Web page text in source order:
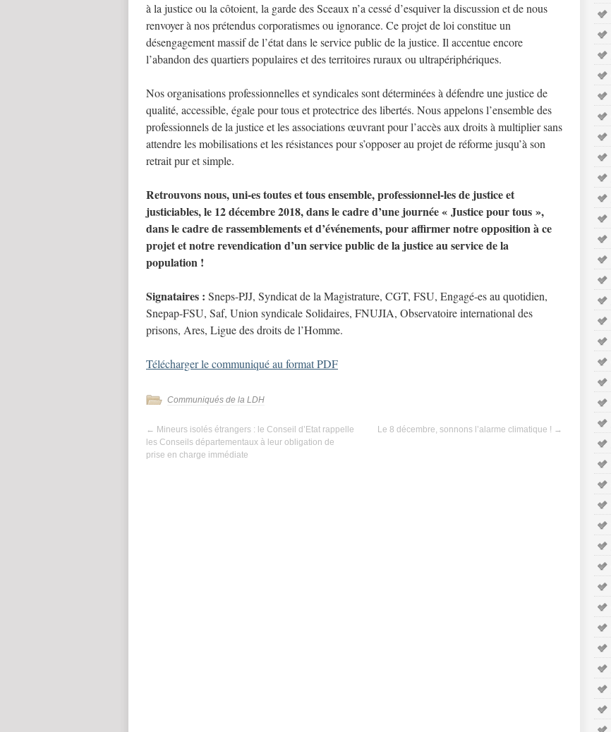
à la justice ou la côtoient, la garde des Sceaux n’a cessé d’esquiver la discussion et de nous
renvoyer à nos prétendus corporatismes ou ignorance. Ce projet de loi constitue un
désengagement massif de l’état dans le service public de la justice. Il accentue encore
l’abandon des quartiers populaires et des territoires ruraux ou ultrapériphériques.
Nos organisations professionnelles et syndicales sont déterminées à défendre une justice de
qualité, accessible, égale pour tous et protectrice des libertés. Nous appelons l’ensemble des
professionnels de la justice et les associations œuvrant pour l’accès aux droits à multiplier sans
attendre les mobilisations et les résistances pour s’opposer au projet de réforme jusqu’à son
retrait pur et simple.
Retrouvons nous, uni-es toutes et tous ensemble, professionnel-les de justice et
justiciables, le 12 décembre 2018, dans le cadre d’une journée « Justice pour tous »,
dans le cadre de rassemblements et d’événements, pour affirmer notre opposition à ce
projet et notre revendication d’un service public de la justice au service de la
population !
Signataires : Sneps-PJJ, Syndicat de la Magistrature, CGT, FSU, Engagé-es au quotidien,
Snepap-FSU, Saf, Union syndicale Solidaires, FNUJIA, Observatoire international des
prisons, Ares, Ligue des droits de l’Homme.
Télécharger le communiqué au format PDF
Communiqués de la LDH
← Mineurs isolés étrangers : le Conseil d’Etat rappelle
les Conseils départementaux à leur obligation de
prise en charge immédiate
Le 8 décembre, sonnons l’alarme climatique ! →